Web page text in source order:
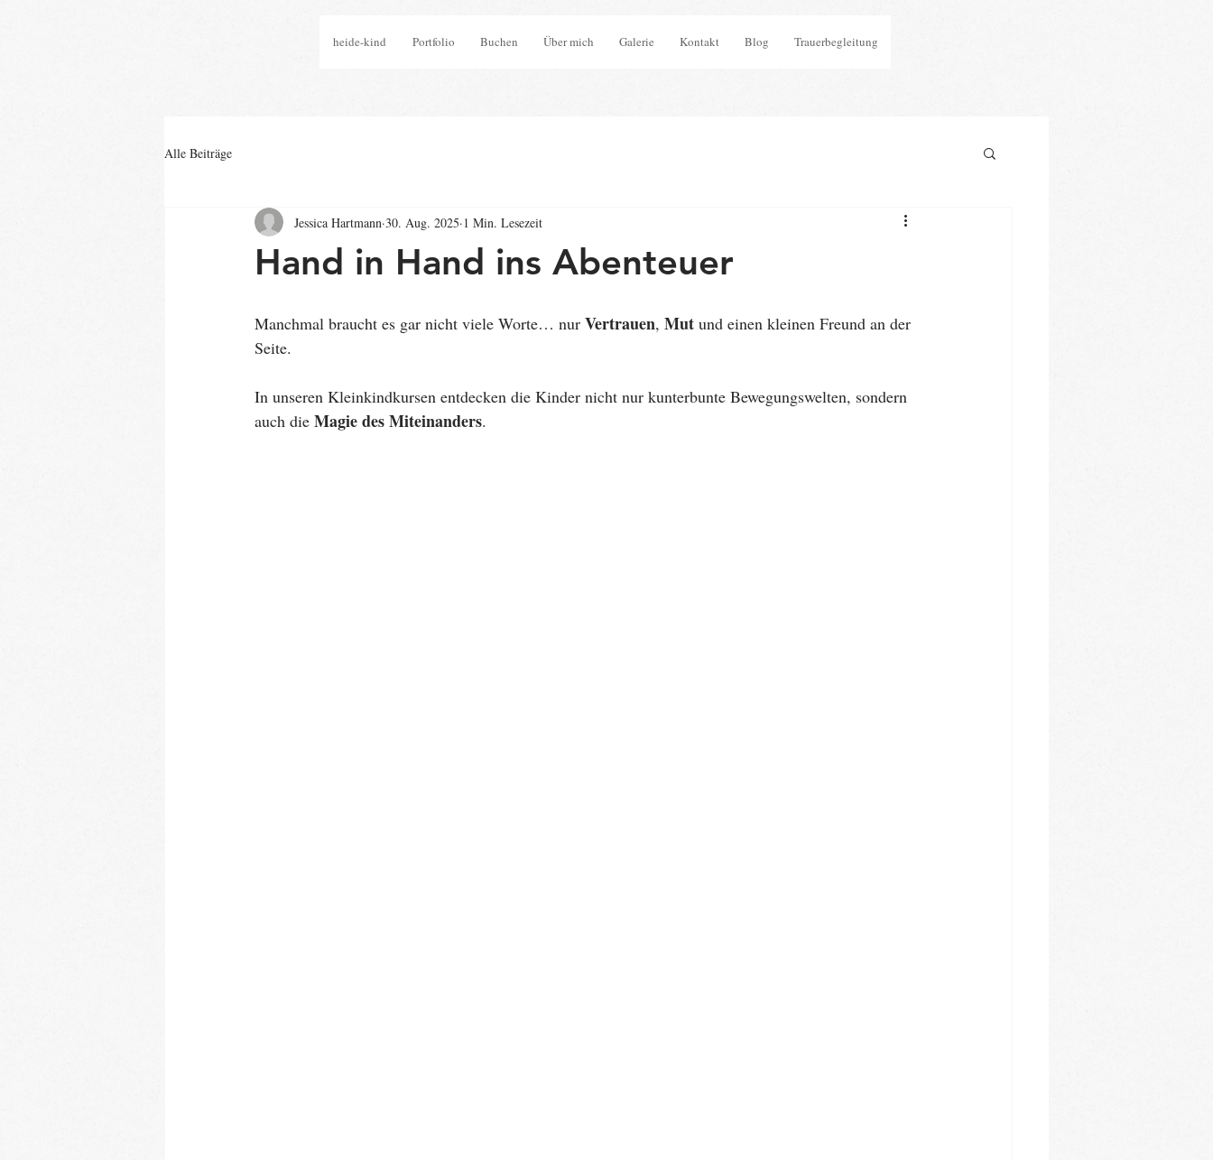
heide-kind Portfolio Buchen Über mich Galerie Kontakt Blog Trauerbegleitung
Alle Beiträge
Hand in Hand ins Abenteuer
Jessica Hartmann 30. Aug. 2025 1 Min. Lesezeit
Manchmal braucht es gar nicht viele Worte… nur Vertrauen, Mut und einen kleinen Freund an der
Seite.
In unseren Kleinkindkursen entdecken die Kinder nicht nur kunterbunte Bewegungswelten, sondern
auch die Magie des Miteinanders.